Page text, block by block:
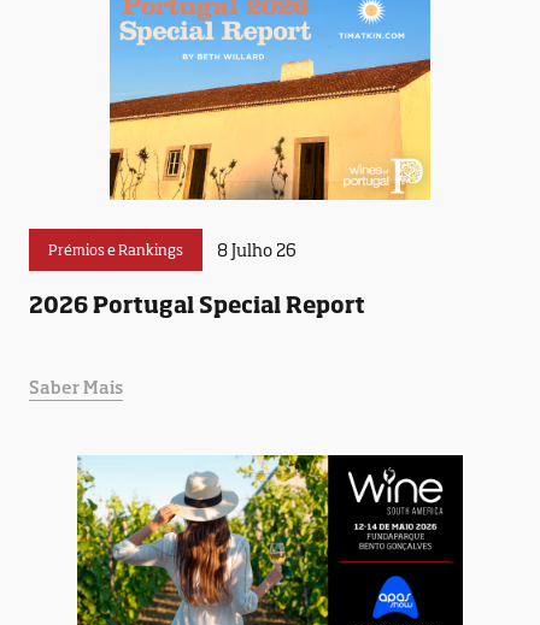
Prémios e Rankings 8 Julho 26
2026 Portugal Special Report
Saber Mais